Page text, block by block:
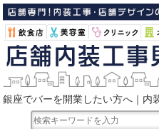
銀座でバーを開業したい方へ｜内